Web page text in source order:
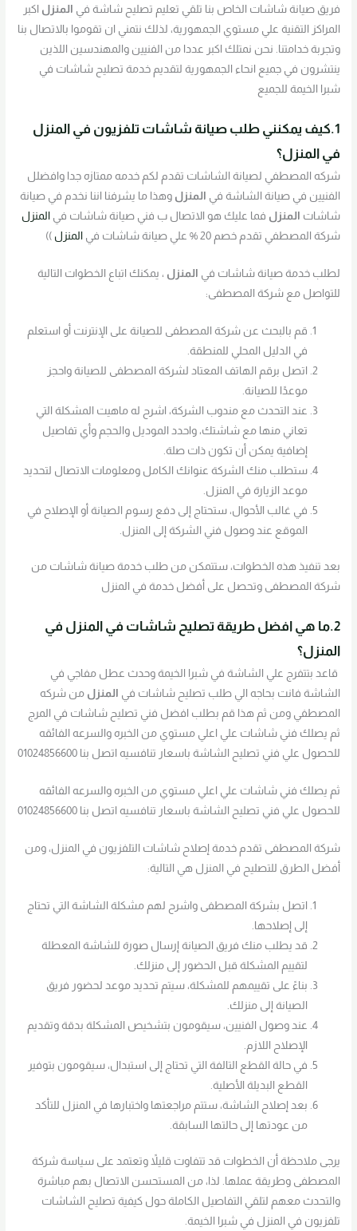
فريق صيانة شاشات الخاص بنا تلقي تعليم تصليح شاشة في المنزل اكبر
المراكز التقنية علي مستوي الجمهورية، لذلك نتمني ان تقوموا بالاتصال بنا
وتجربة خدامتنا. نحن نمتلك اكبر عددا من الفنيين والمهندسين اللذين
ينتشرون في جميع انحاء الجمهورية لتقديم خدمة تصليح شاشات في
شبرا الخيمة للجميع
1.كيف يمكنني طلب صيانة شاشات تلفزيون في المنزل
في المنزل؟
شركه المصطفي لصيانة الشاشات تقدم لكم خدمه ممتازه جدا وافضلل
الفنيين في صيانة الشاشة في المنزلوهذا ما يشرفنا اننا نخدم في صيانة
شاشات المنزل فما عليك هو الاتصال ب فني صيانة شاشات في المنزل
شركة المصطفي تقدم خصم 20 % علي صيانة شاشات في
المنزل))
لطلب خدمة صيانة شاشات في المنزل ، يمكنك اتباع الخطوات التالية
للتواصل مع شركة المصطفى:
قم بالبحث عن شركة المصطفى للصيانة على الإنترنت أو استعلم
في الدليل المحلي للمنطقة.
اتصل برقم الهاتف المعتاد لشركة المصطفى للصيانة واحجز
موعدًا للصيانة.
عند التحدث مع مندوب الشركة، اشرح له ماهيت المشكلة التي
تعاني منها مع شاشتك، واحدد الموديل والحجم وأي تفاصيل
إضافية يمكن أن تكون ذات صلة.
ستطلب منك الشركة عنوانك الكامل ومعلومات الاتصال لتحديد
موعد الزيارة في المنزل.
في غالب الأحوال، ستحتاج إلى دفع رسوم الصيانة أو الإصلاح في
الموقع عند وصول فني الشركة إلى المنزل.
بعد تنفيذ هذه الخطوات، ستتمكن من طلب خدمة صيانة شاشات من
شركة المصطفى وتحصل على أفضل خدمة في المنزل
2.ما هي افضل طريقة تصليح شاشات في المنزل في
المنزل؟
قاعد بتتفرج علي الشاشة في شبرا الخيمة وحدث عطل مفاجي في
الشاشة فانت بحاجه الي طلب تصليح شاشات في المنزلمن شركه
المصطفي ومن ثم هذا قم بطلب افضل فني تصليح شاشات في المرج
ثم يصلك فني شاشات علي اعلي مستوي من الخبره والسرعه الفائقه
للحصول علي فني تصليح الشاشة باسعار تنافسيه اتصل بنا 01024856600
ثم يصلك فني شاشات علي اعلي مستوي من الخبره والسرعه الفائقه
للحصول علي فني تصليح الشاشة باسعار تنافسيه اتصل بنا 01024856600
شركة المصطفى تقدم خدمة إصلاح شاشات التلفزيون في المنزل، ومن
أفضل الطرق للتصليح في المنزل هي التالية:
اتصل بشركة المصطفى واشرح لهم مشكلة الشاشة التي تحتاج
إلى إصلاحها.
قد يطلب منك فريق الصيانة إرسال صورة للشاشة المعطلة
لتقييم المشكلة قبل الحضور إلى منزلك.
بناءً على تقييمهم للمشكلة، سيتم تحديد موعد لحضور فريق
الصيانة إلى منزلك.
عند وصول الفنيين، سيقومون بتشخيص المشكلة بدقة وتقديم
الإصلاح اللازم.
في حالة القطع التالفة التي تحتاج إلى استبدال، سيقومون بتوفير
القطع البديلة الأصلية.
بعد إصلاح الشاشة، ستتم مراجعتها واختبارها في المنزل للتأكد
من عودتها إلى حالتها السابقة.
يرجى ملاحظة أن الخطوات قد تتفاوت قليلاً وتعتمد على سياسة شركة
المصطفى وطريقة عملها. لذا، من المستحسن الاتصال بهم مباشرة
والتحدث معهم لتلقي التفاصيل الكاملة حول كيفية تصليح الشاشات
تلفزيون في المنزل في شبرا الخيمة.